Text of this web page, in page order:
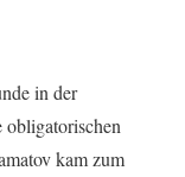
in der
kam zum